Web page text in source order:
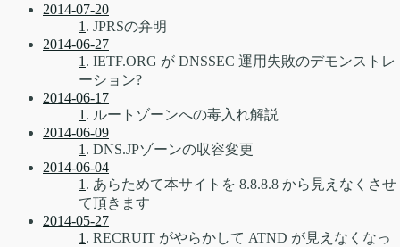
2014-07-20
1 . JPRSの弁明
2014-06-27
1 . IETF.ORG が DNSSEC 運用失敗のデモンストレ
ーション?
2014-06-17
1 . ルートゾーンへの毒入れ解説
2014-06-09
1 . DNS.JPゾーンの収容変更
2014-06-04
1 . あらためて本サイトを 8.8.8.8 から見えなくさせ
て頂きます
2014-05-27
1 . RECRUIT がやらかして ATND が見えなくなっ